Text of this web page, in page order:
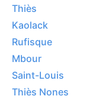
Thiès
Kaolack
Rufisque
Mbour
Saint-Louis
Thiès Nones